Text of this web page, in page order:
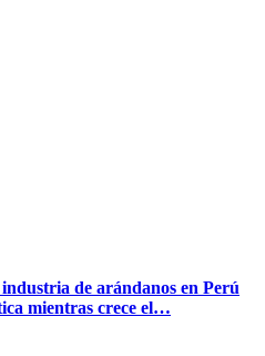
de arándanos en Perú
mientras crece el…